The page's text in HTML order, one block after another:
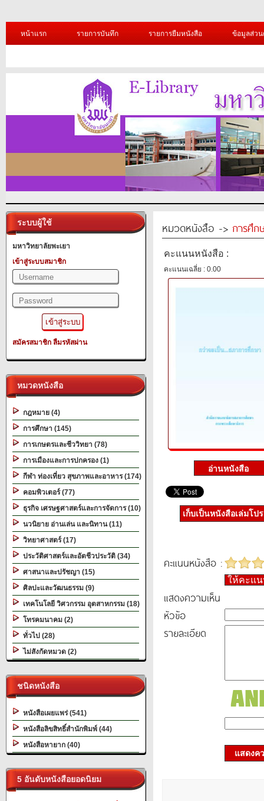
หน้าแรก รายการบันทึก รายการยืมหนังสือ ข้อมูลส่ว
ระบบผู้ใช้
มหาวิทยาลัยพะเยา
เข้าสู่ระบบสมาชิก
สมัครสมาชิก ลืมรหัสผ่าน
หมวดหนังสือ
กฎหมาย (4)
การศึกษา (145)
การเกษตรและชีววิทยา (78)
การเมืองและการปกครอง (1)
กีฬา ท่องเที่ยว สุขภาพและอาหาร (174)
คอมพิวเตอร์ (77)
ธุรกิจ เศรษฐศาสตร์และการจัดการ (10)
นวนิยาย อ่านเล่น และนิทาน (11)
วิทยาศาสตร์ (17)
ประวัติศาสตร์และอัตชีวประวัติ (34)
ศาสนาและปรัชญา (15)
ศิลปะและวัฒนธรรม (9)
เทคโนโลยี วิศวกรรม อุตสาหกรรม (18)
โทรคมนาคม (2)
ทั่วไป (28)
ไม่สังกัดหมวด (2)
ชนิดหนังสือ
หนังสือเผยแพร่ (541)
หนังสือลิขสิทธิ์สำนักพิมพ์ (44)
หนังสือหายาก (40)
5 อันดับหนังสือยอดนิยม
หมวดหนังสือ -> การศึก
คะแนนหนังสือ :
คะแนนเฉลี่ย : 0.00
เก็บเป็นหนังสือเล่มโป
คะแนนหนังสือ :
ให้คะแ
แสดงความเห็น
หัวข้อ
รายละเอียด
แสดงค